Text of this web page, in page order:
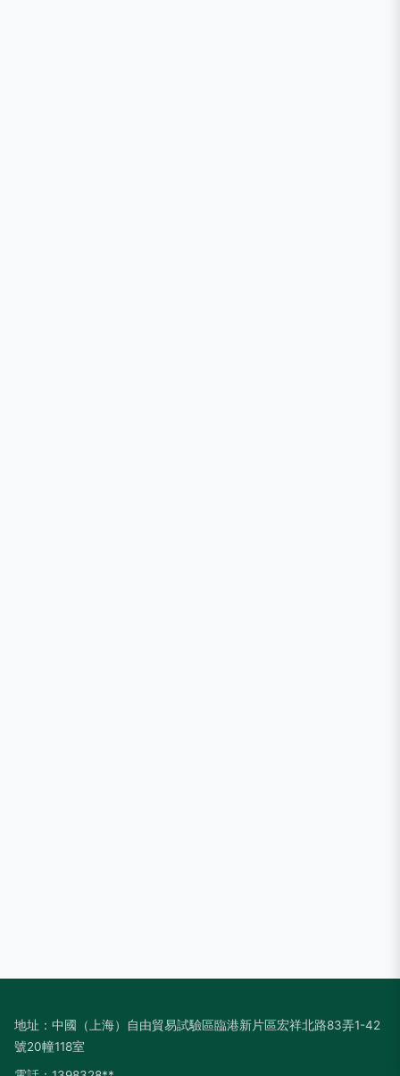
地址：中國（上海）自由貿易試驗區臨港新片區宏祥北路83弄1-42
號20幢118室